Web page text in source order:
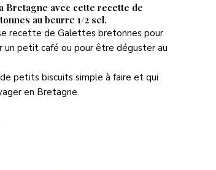
Bretagne avec cette recette de
au beurre 1/2 sel.
recette de Galettes bretonnes pour
un petit café ou pour être déguster au
petits biscuits simple à faire et qui
en Bretagne.